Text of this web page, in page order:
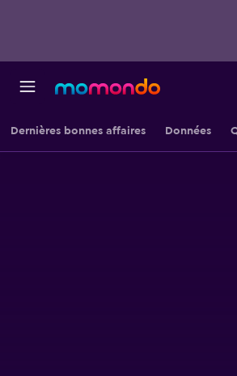
Dernières bonnes affaires Données